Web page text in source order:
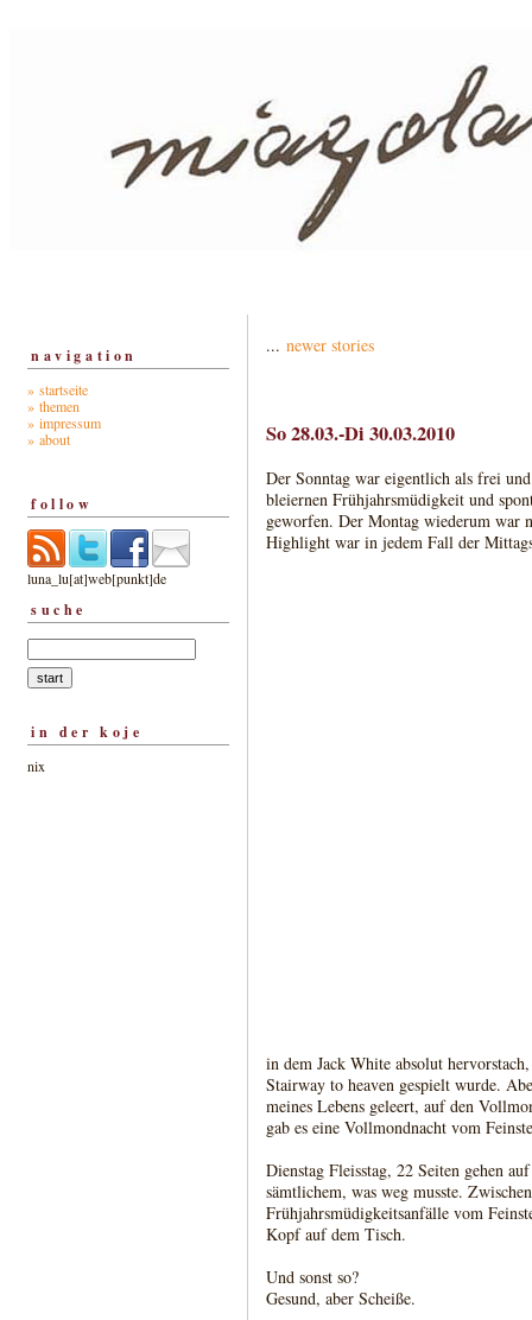
navigation
» startseite
» themen
» impressum
» about
follow
luna_lu[at]web[punkt]de
suche
in der koje
nix
... newer stories
So 28.03.-Di 30.03.2010
Der Sonntag war eigentlich als frei
bleiernen Frühjahrsmüdigkeit und
geworfen. Der Montag wiederum war
Highlight war in jedem Fall der
in dem Jack White absolut
Stairway to heaven gespielt wurde.
meines Lebens geleert, auf den
gab es eine Vollmondnacht vom
Dienstag Fleisstag, 22 Seiten gehen
sämtlichem, was weg musste.
Frühjahrsmüdigkeitsanfälle vom
Kopf auf dem Tisch.
Und sonst so?
Gesund, aber Scheiße.